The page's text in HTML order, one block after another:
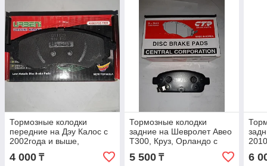
Тормозные колодки
передние на Дэу Калос с
2002года и выше,
Шевролет Авео с 2002-
2009года
4 000 ₸
Тормозные колодки
задние на Шевролет Авео
Т300, Круз, Орландо с
2009года и выше, Опель
Астра Н
5 500₸ 6